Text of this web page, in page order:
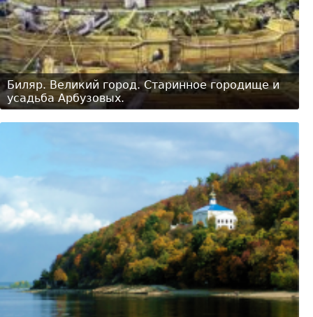
Биляр. Великий город. Старинное городище и
усадьба Арбузовых.